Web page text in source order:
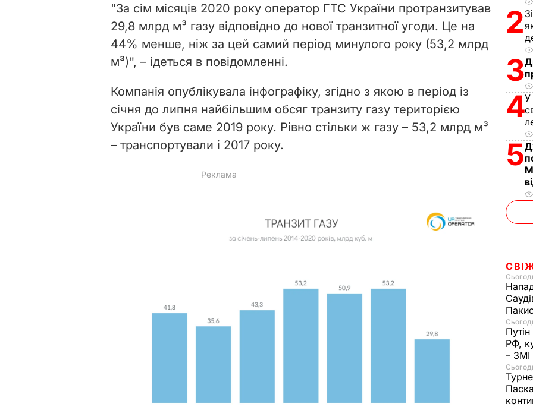
i
d
o
"За сім місяців 2020 року оператор ГТС України протранзитував
29,8 млрд м³ газу відповідно до нової транзитної угоди. Це на
44% менше, ніж за цей самий період минулого року (53,2 млрд
м³)", – ідеться в повідомленні.
Компанія опублікувала інфографіку, згідно з якою в період із
січня до липня найбільшим обсяг транзиту газу територією
України був саме 2019 року. Рівно стільки ж газу – 53,2 млрд м³
– транспортували і 2017 року.
2
3
4У
5
РФ,
– ЗМІ